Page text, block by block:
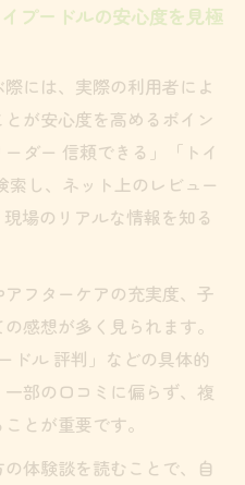
プードルの安心度を見極
には、実際の利用者によ
が安心度を高めるポイン
ダー 信頼できる」「トイ
索し、ネット上のレビュー
場のリアルな情報を知る
フターケアの充実度、子
感想が多く見られます。
ドル 評判」などの具体的
部の口コミに偏らず、複
とが重要です。
体験談を読むことで、自